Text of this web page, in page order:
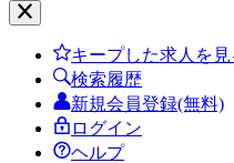
キープした求人を見
検索履歴
新規会員登録(無料)
ログイン
ヘルプ